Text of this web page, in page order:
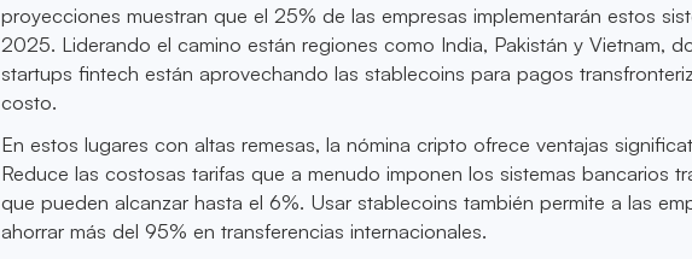
proyecciones muestran que el 25% de las empresas implementarán estos
2025. Liderando el camino están regiones como India, Pakistán y Vietnam,
startups fintech están aprovechando las stablecoins para pagos
costo.
En estos lugares con altas remesas, la nómina cripto ofrece ventajas
Reduce las costosas tarifas que a menudo imponen los sistemas bancarios
que pueden alcanzar hasta el 6%. Usar stablecoins también permite a las
ahorrar más del 95% en transferencias internacionales.